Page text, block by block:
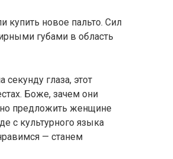
купить новое пальто. Сил
губами в область
глаза, этот
Боже, зачем они
предложить женщине
с культурного языка
— станем